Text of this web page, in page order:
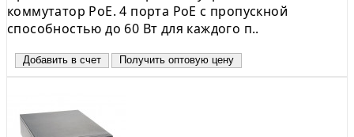
коммутатор PoE. 4 порта PoE с пропускной
способностью до 60 Вт для каждого п..
Добавить в счет Получить оптовую цену